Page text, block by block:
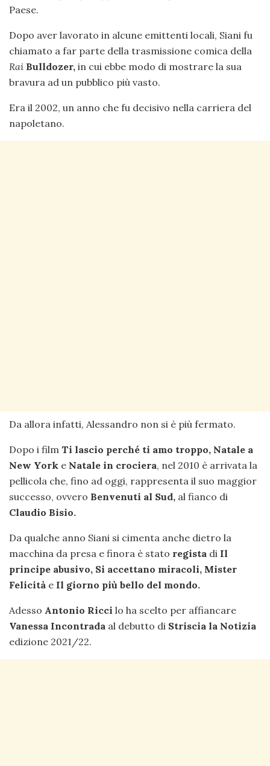
Paese.
Dopo aver lavorato in alcune emittenti locali, Siani fu
chiamato a far parte della trasmissione comica della
Rai Bulldozer, in cui ebbe modo di mostrare la sua
bravura ad un pubblico più vasto.
Era il 2002, un anno che fu decisivo nella carriera del
napoletano.
Da allora infatti, Alessandro non si è più fermato.
Dopo i film Ti lascio perché ti amo troppo, Natale a
New York e Natale in crociera, nel 2010 è arrivata la
pellicola che, fino ad oggi, rappresenta il suo maggior
successo, ovvero Benvenuti al Sud, al fianco di
Claudio Bisio.
Da qualche anno Siani si cimenta anche dietro la
macchina da presa e finora è stato regista di Il
principe abusivo, Si accettano miracoli, Mister
Felicità e Il giorno più bello del mondo.
Adesso Antonio Ricci lo ha scelto per affiancare
Vanessa Incontrada al debutto di Striscia la Notizia
edizione 2021/22.